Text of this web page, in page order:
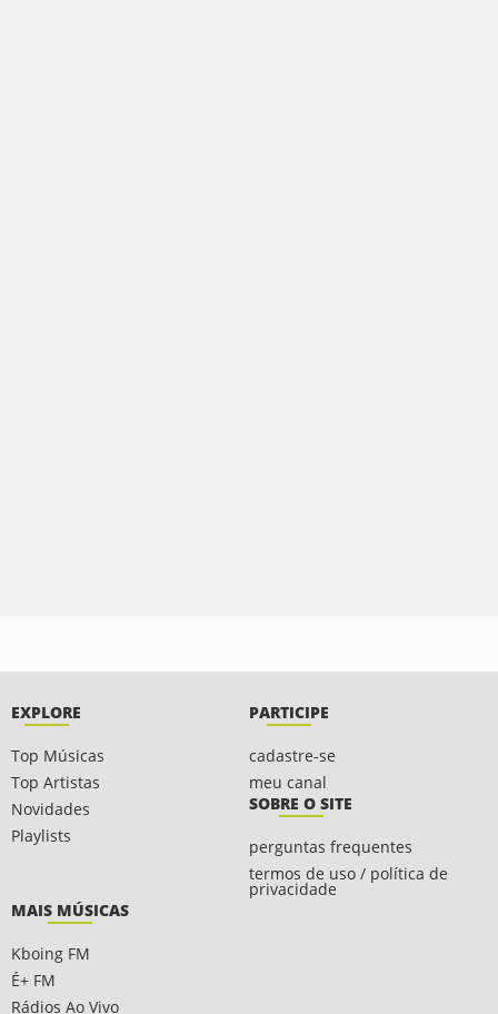
EXPLORE
Top Músicas
Top Artistas
Novidades
Playlists
PARTICIPE
cadastre-se
meu canal
SOBRE O SITE
perguntas frequentes
termos de uso / política de
privacidade
MAIS MÚSICAS
Kboing FM
É+ FM
Rádios Ao Vivo